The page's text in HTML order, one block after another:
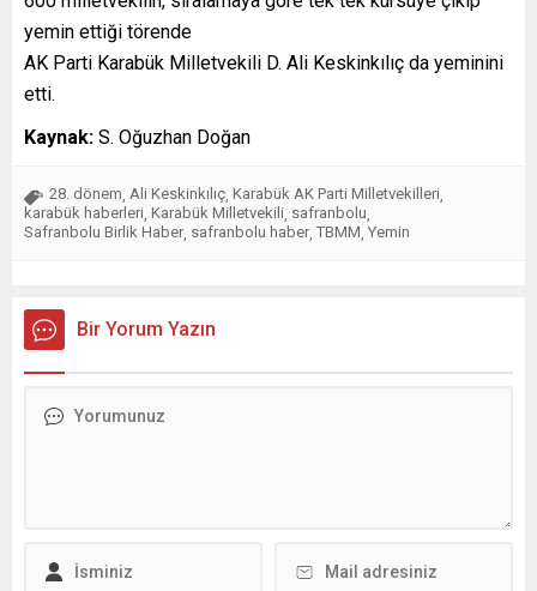
yemin ettiği törende
AK Parti Karabük Milletvekili D. Ali Keskinkılıç da yeminini
etti.
Kaynak: S. Oğuzhan Doğan
28. dönem Ali Keskinkılıç Karabük AK Parti Milletvekilleri
karabük haberleri Karabük Milletvekili safranbolu
Safranbolu Birlik Haber safranbolu haber TBMM Yemin
Bir Yorum Yazın